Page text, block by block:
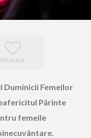
ÎMI PLACE
Duminicii Femeilor
Părinte
femeile